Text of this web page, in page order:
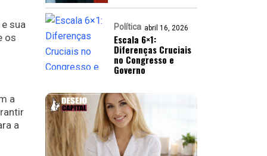
sua
os
a
a
Política abril 16, 2026
Escala 6×1:
Diferenças Cruciais
no Congresso e
Governo